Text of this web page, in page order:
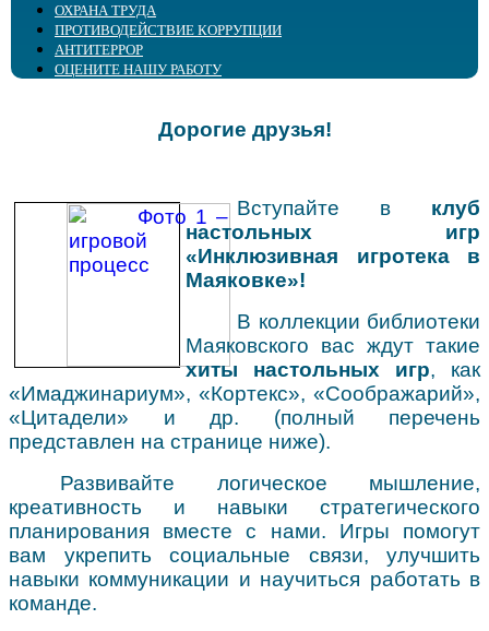
Доступная среда
Сведения об учредителе
Культура для школьников
Советует юрист
• Библиотечным специалистам
Интергрированное библиотечное обслуживание
Повышение квалификации
Виртуальный кабинет
Специалистам сферы воспитания и образования
Специалистам сферы реабилитации
Специалистам-офтальмологам
ОХРАНА ТРУДА
ПРОТИВОДЕЙСТВИЕ КОРРУПЦИИ
АНТИТЕРРОР
ОЦЕНИТЕ НАШУ РАБОТУ
Дорогие друзья!
Вступайте в клуб
настольных игр
«Инклюзивная игротека в
Маяковке»!
В коллекции библиотеки
Маяковского вас ждут такие
хиты настольных игр, как
«Имаджинариум», «Кортекс», «Соображарий»,
«Цитадели» и др. (полный перечень
представлен на странице ниже).
Развивайте логическое мышление,
креативность и навыки стратегического
планирования вместе с нами. Игры помогут
вам укрепить социальные связи, улучшить
навыки коммуникации и научиться работать в
команде.